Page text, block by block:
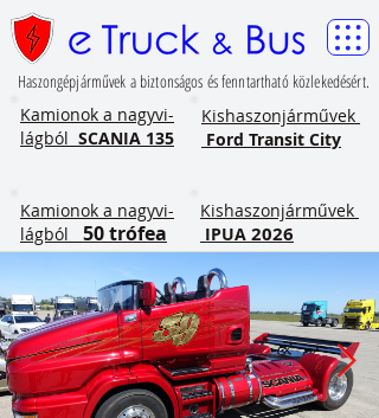
Haszongépjárművek a biztonságos és fenntartható közlekedésért.
​Kamionok a nagyvi-
lágból SCANIA 135
Kishaszonjárművek
Ford Transit City
Kishaszonjárművek
IPUA 2026
​Kamionok a nagyvi-
lágból
50 trófea